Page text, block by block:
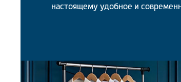
настоящему удобное и